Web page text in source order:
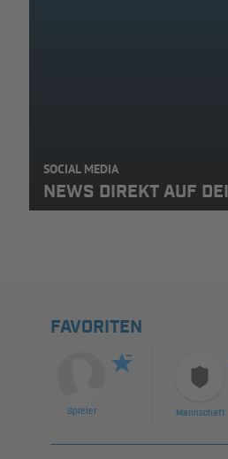
SOCIAL MEDIA
NEWS DIREKT AUF
FAVORITEN
Spieler Mannschaft